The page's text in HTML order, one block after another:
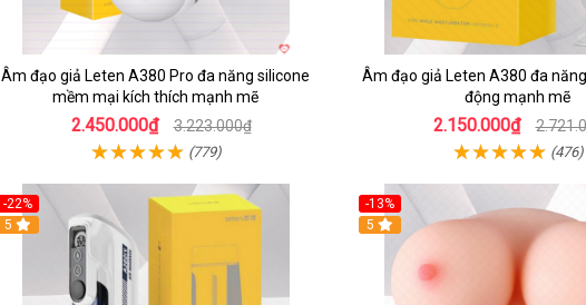
Âm đạo giả Leten A380 Pro đa năng silicone
mềm mại kích thích mạnh mẽ
2.450.000₫ 3.223.000₫
(779)
Âm đạo giả Leten A380 đa
động mạnh mẽ
2.150.000₫
(476)
-22%
5
-13%
5